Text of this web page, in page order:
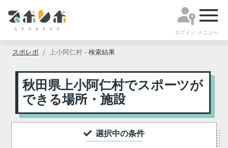
ログイン メニュー
スポレボ 上小阿仁村 - 検索結果
秋田県上小阿仁村でスポーツが
できる場所・施設
選択中の条件